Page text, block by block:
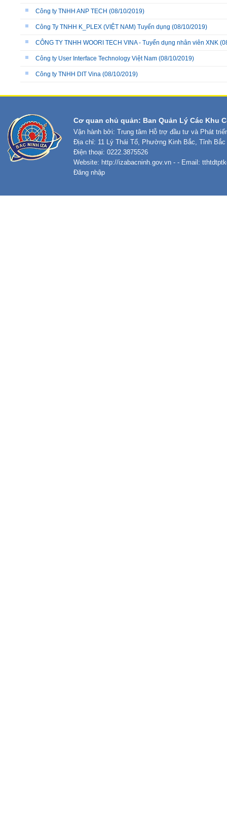
Công ty TNHH ANP TECH (08/10/2019)
Công Ty TNHH K_PLEX (VIỆT NAM) Tuyển dụng (08/10/2019)
CÔNG TY TNHH WOORI TECH VINA - Tuyển dụng nhân viên XNK
Công ty User Interface Technology Việt Nam (08/10/2019)
Công ty TNHH DIT Vina (08/10/2019)
Cơ quan chủ quản: Ban Quản Lý Các Khu
Vận hành bởi: Trung tâm Hỗ trợ đầu tư và Phát
Địa chỉ: 11 Lý Thái Tổ, Phường Kinh Bắc, Tỉnh Bắc
Điện thoại: 0222.3875526
Website: http://izabacninh.gov.vn - - Email:
Đăng nhập